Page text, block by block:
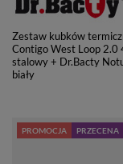
Zestaw kubków
Contigo West Loop 2.0
stalowy + Dr.Bacty
biały
PROMOCJA PRZECENA